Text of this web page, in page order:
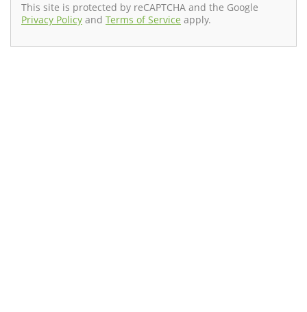
This site is protected by reCAPTCHA and the Google
Privacy Policy and Terms of Service apply.